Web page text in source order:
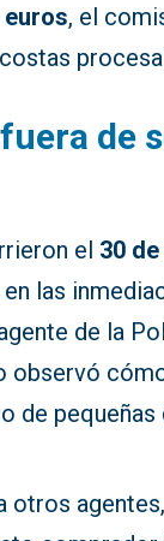
euros, el
de
el 30
en las
de la
observó
de
otros